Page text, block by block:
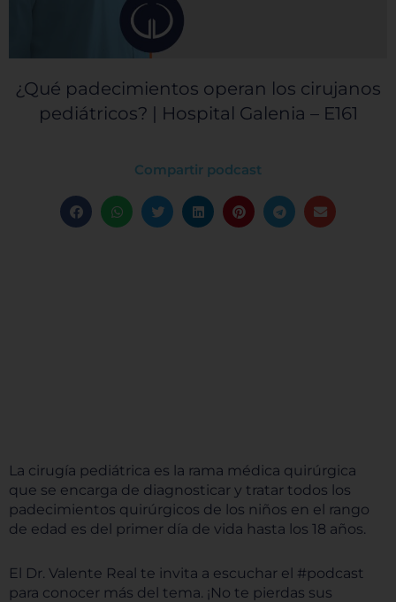
¿Qué padecimientos operan los cirujanos
pediátricos? | Hospital Galenia – E161
Compartir podcast
La cirugía pediátrica es la rama médica quirúrgica
que se encarga de diagnosticar y tratar todos los
padecimientos quirúrgicos de los niños en el rango
de edad es del primer día de vida hasta los 18 años.
El Dr. Valente Real te invita a escuchar el #podcast
para conocer más del tema. ¡No te pierdas sus